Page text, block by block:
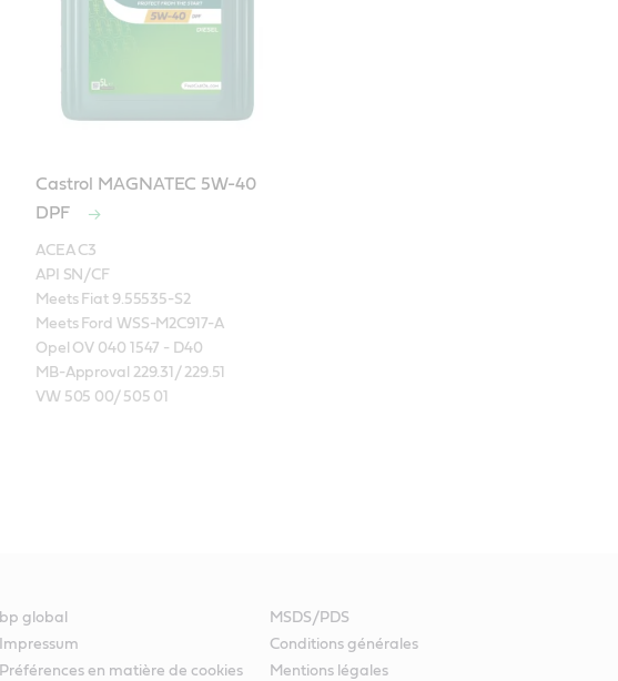
Castrol MAGNATEC 5W-40
DPF
ACEA C3
API SN/CF
Meets Fiat 9.55535-S2
Meets Ford WSS-M2C917-A
Opel OV 040 1547 - D40
MB-Approval 229.31/ 229.51
VW 505 00/ 505 01
bp global
MSDS/PDS
Impressum
Conditions générales
Préférences en matière de cookies
Mentions légales